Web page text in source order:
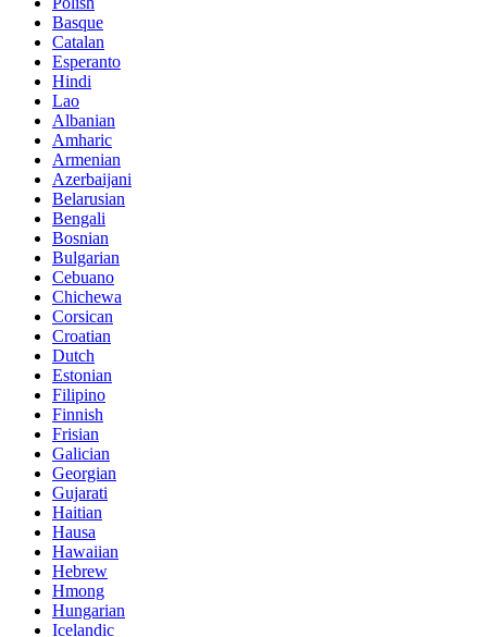
Basque
Catalan
Esperanto
Hindi
Lao
Albanian
Amharic
Armenian
Azerbaijani
Belarusian
Bengali
Bosnian
Bulgarian
Cebuano
Chichewa
Corsican
Croatian
Dutch
Estonian
Filipino
Finnish
Frisian
Galician
Georgian
Gujarati
Haitian
Hausa
Hawaiian
Hebrew
Hmong
Hungarian
Icelandic